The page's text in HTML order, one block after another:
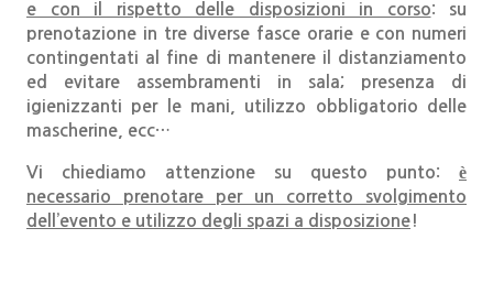
e con il rispetto delle disposizioni in corso: su
prenotazione in tre diverse fasce orarie e con numeri
contingentati al fine di mantenere il distanziamento
ed evitare assembramenti in sala; presenza di
igienizzanti per le mani, utilizzo obbligatorio delle
mascherine, ecc…
Vi chiediamo attenzione su questo punto: è
necessario prenotare per un corretto svolgimento
dell’evento e utilizzo degli spazi a disposizione !